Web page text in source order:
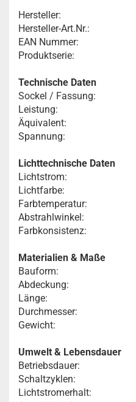
Hersteller:
Hersteller-Art.Nr.:
EAN Nummer:
Produktserie:
Technische Daten
Sockel / Fassung:
Leistung:
Äquivalent:
Spannung:
Lichttechnische Daten
Lichtstrom:
Lichtfarbe:
Farbtemperatur:
Abstrahlwinkel:
Farbkonsistenz:
Materialien & Maße
Bauform:
Abdeckung:
Länge:
Durchmesser:
Gewicht:
Umwelt & Lebensdauer
Betriebsdauer:
Schaltzyklen:
Lichtstromerhalt: